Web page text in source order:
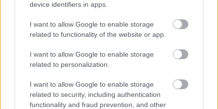
device identifiers in apps.
I want to allow Google to enable storage
related to functionality of the website or app.
I want to allow Google to enable storage
related to personalization.
I want to allow Google to enable storage
related to security, including authentication
functionality and fraud prevention, and other